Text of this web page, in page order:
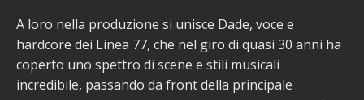
A loro nella produzione si unisce Dade, voce e
hardcore dei Linea 77, che nel giro di quasi 30 anni ha
coperto uno spettro di scene e stili musicali
incredibile, passando da front della principale